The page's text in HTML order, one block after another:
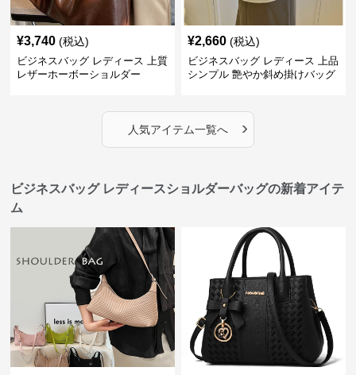
¥3,740 (税込)
ビジネスバッグ レディース 上質
レザーホーボーショルダー
¥2,660 (税込)
ビジネスバッグ レディース 上品
シンプル 艶やか斜め掛けバッグ
人気アイテム一覧へ ›
ビジネスバッグ レディースショルダーバッグの新着アイテ
ム